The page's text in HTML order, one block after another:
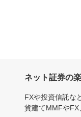
ネット証券の
FXや投資信託な
貨建てMMFやFX